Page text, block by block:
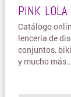
PINK
Catálogo
lencería de
conjuntos,
y mucho